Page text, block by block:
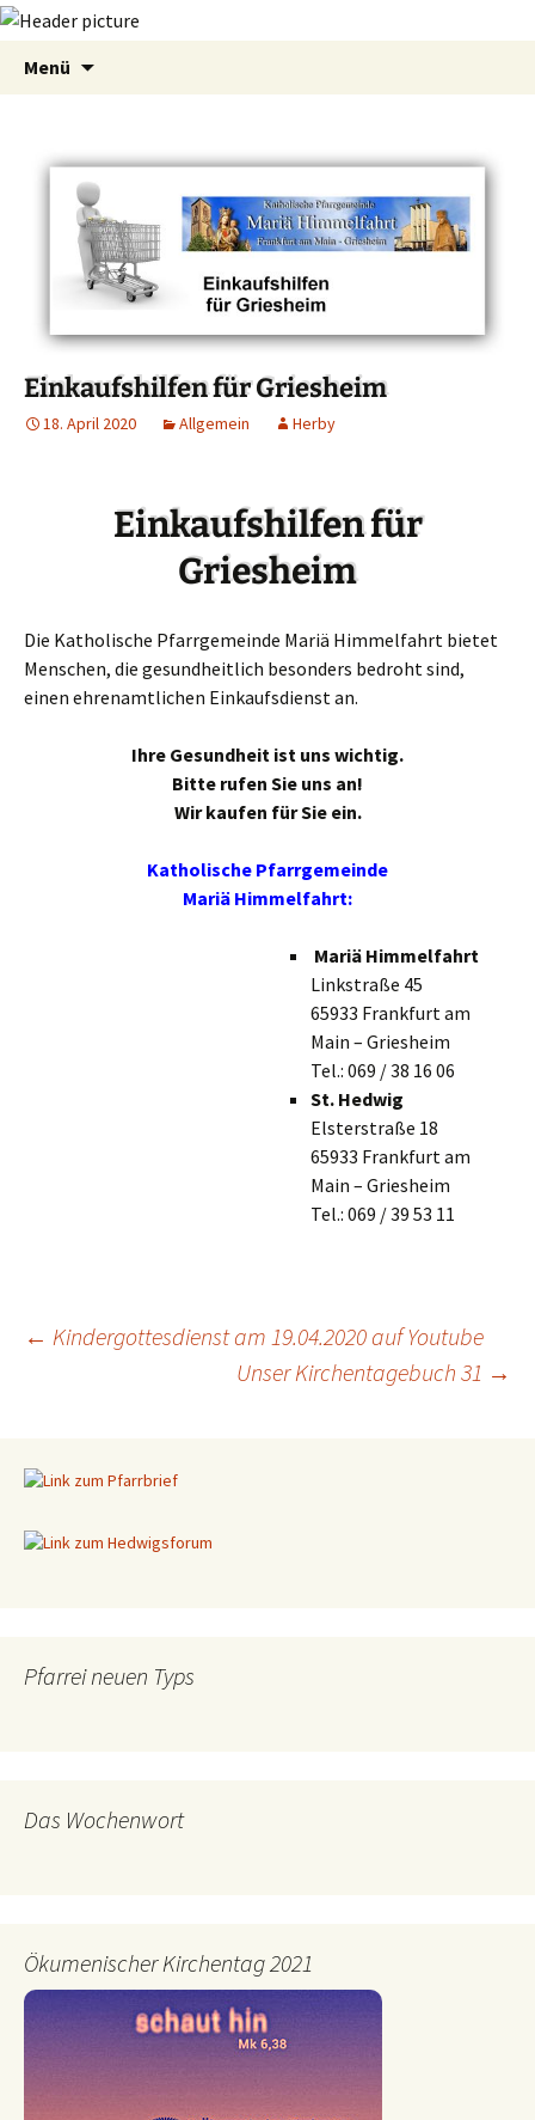
Menü
Einkaufshilfen für Griesheim
18. April 2020 Allgemein Herby
Einkaufshilfenfür
Griesheim
Die Katholische Pfarrgemeinde Mariä Himmelfahrt bietet
Menschen, die gesundheitlich besonders bedroht sind,
einen ehrenamtlichen Einkaufsdienst an.
Ihre Gesundheit ist uns wichtig.
Bitte rufen Sie uns an!
Wir kaufen für Sie ein.
Katholische Pfarrgemeinde
Mariä Himmelfahrt:
Mariä Himmelfahrt
Linkstraße 45
65933 Frankfurt am
Main – Griesheim
Tel.: 069 / 38 16 06
St. Hedwig
Elsterstraße 18
65933 Frankfurt am
Main – Griesheim
Tel.: 069 / 39 53 11
Beitragsnavigation
← Kindergottesdienst am 19.04.2020 auf Youtube
Unser Kirchentagebuch 31 →
Pfarrei neuen Typs
Das Wochenwort
Ökumenischer Kirchentag 2021